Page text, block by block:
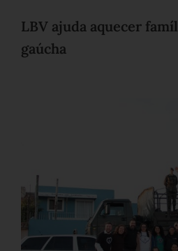
LBV ajuda aquecer
gaúcha